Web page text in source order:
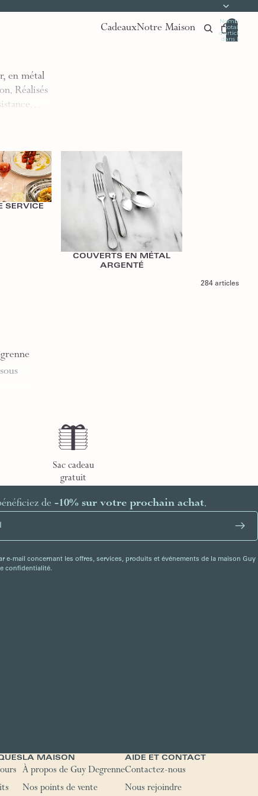
CadeauxNotre Maison
Nombre
total
d’articles
dans le
en métal
Réalisés
SERVICE
Couverts en Métal Argenté
COUVERTS EN MÉTAL
ARGENTÉ
284 articles
Sac cadeau
gratuit
de -10% sur votre prochain achat.
e-mail concernant les offres, services, produits et événements de la maison Guy
confidentialité.
LA MAISON
À propos de Guy Degrenne
Nos points de vente
AIDE ET CONTACT
Contactez-nous
Nous rejoindre